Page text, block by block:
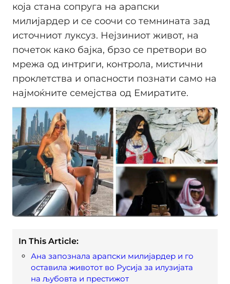
која стана сопруга на арапски
милијардер и се соочи со темнината зад
источниот луксуз. Нејзиниот живот, на
почеток како бајка, брзо се претвори во
мрежа од интриги, контрола, мистични
проклетства и опасности познати само на
најмоќните семејства од Емиратите.
In This Article:
Ана запознала арапски милијардер и го
оставила животот во Русија за илузијата
на љубовта и престижот